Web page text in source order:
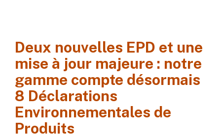
Deux nouvelles EPD et une
mise à jour majeure : notre
gamme compte désormais
8 Déclarations
Environnementales de
Produits